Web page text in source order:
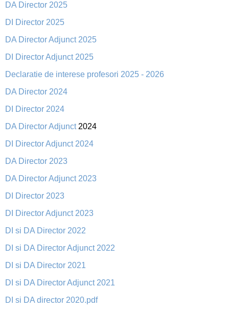
DA Director 2025
DI Director 2025
DA Director Adjunct 2025
DI Director Adjunct 2025
Declaratie de interese profesori 2025 - 2026
DA Director 2024
DI Director 2024
DA Director Adjunct2024
DI Director Adjunct 2024
DA Director 2023
DA Director Adjunct 2023
DI Director 2023
DI Director Adjunct 2023
DI si DA Director 2022
DI si DA Director Adjunct 2022
DI si DA Director 2021
DI si DA Director Adjunct 2021
DI si DA director 2020.pdf